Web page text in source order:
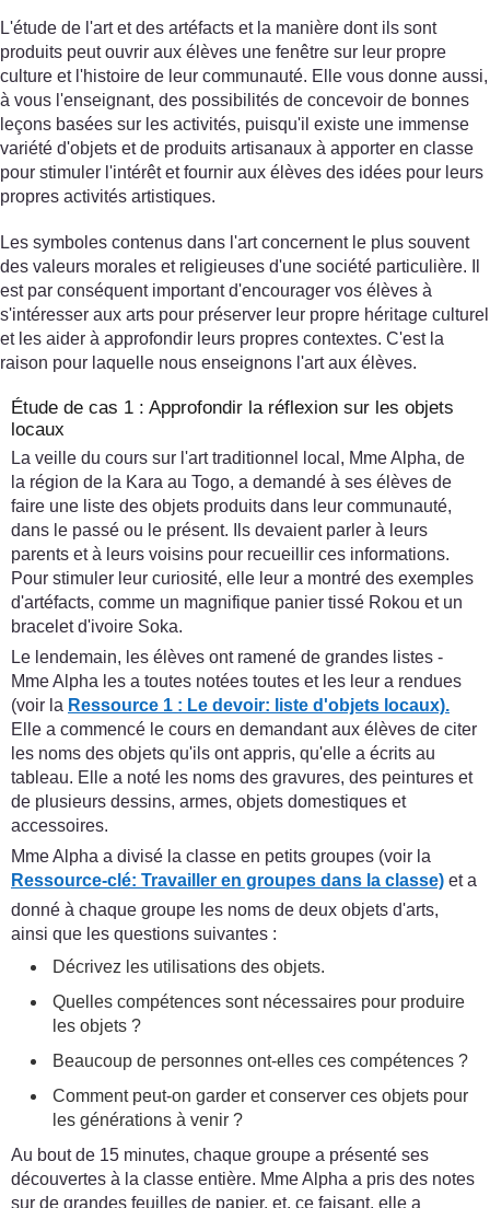
L'étude de l'art et des artéfacts et la manière dont ils sont
produits peut ouvrir aux élèves une fenêtre sur leur propre
culture et l'histoire de leur communauté. Elle vous donne aussi,
à vous l'enseignant, des possibilités de concevoir de bonnes
leçons basées sur les activités, puisqu'il existe une immense
variété d'objets et de produits artisanaux à apporter en classe
pour stimuler l'intérêt et fournir aux élèves des idées pour leurs
propres activités artistiques.
Les symboles contenus dans l'art concernent le plus souvent
des valeurs morales et religieuses d'une société particulière. Il
est par conséquent important d'encourager vos élèves à
s'intéresser aux arts pour préserver leur propre héritage culturel
et les aider à approfondir leurs propres contextes. C'est la
raison pour laquelle nous enseignons l'art aux élèves.
Étude de cas 1 : Approfondir la réflexion sur les objets
locaux
La veille du cours sur l'art traditionnel local, Mme Alpha, de
la région de la Kara au Togo, a demandé à ses élèves de
faire une liste des objets produits dans leur communauté,
dans le passé ou le présent. Ils devaient parler à leurs
parents et à leurs voisins pour recueillir ces informations.
Pour stimuler leur curiosité, elle leur a montré des exemples
d'artéfacts, comme un magnifique panier tissé Rokou et un
bracelet d'ivoire Soka.
Le lendemain, les élèves ont ramené de grandes listes -
Mme Alpha les a toutes notées toutes et les leur a rendues
(voir la Ressource 1 : Le devoir: liste d'objets locaux).
Elle a commencé le cours en demandant aux élèves de citer
les noms des objets qu'ils ont appris, qu'elle a écrits au
tableau. Elle a noté les noms des gravures, des peintures et
de plusieurs dessins, armes, objets domestiques et
accessoires.
Mme Alpha a divisé la classe en petits groupes (voir la
Ressource-clé: Travailler en groupes dans la classe) et a
donné à chaque groupe les noms de deux objets d'arts,
ainsi que les questions suivantes :
Décrivez les utilisations des objets.
Quelles compétences sont nécessaires pour produire
les objets ?
Beaucoup de personnes ont-elles ces compétences ?
Comment peut-on garder et conserver ces objets pour
les générations à venir ?
Au bout de 15 minutes, chaque groupe a présenté ses
découvertes à la classe entière. Mme Alpha a pris des notes
sur de grandes feuilles de papier, et, ce faisant, elle a